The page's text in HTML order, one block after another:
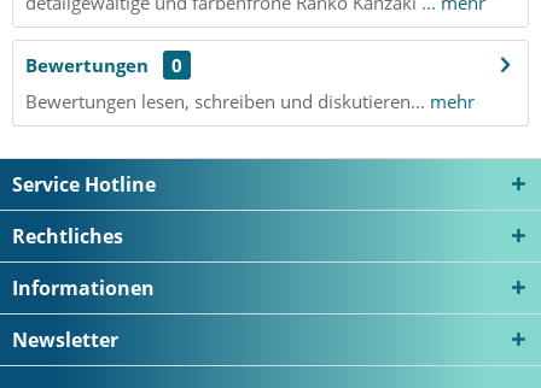
Bewertungen
0
Bewertungen lesen, schreiben und diskutieren... mehr
Service Hotline
Rechtliches
Informationen
Newsletter